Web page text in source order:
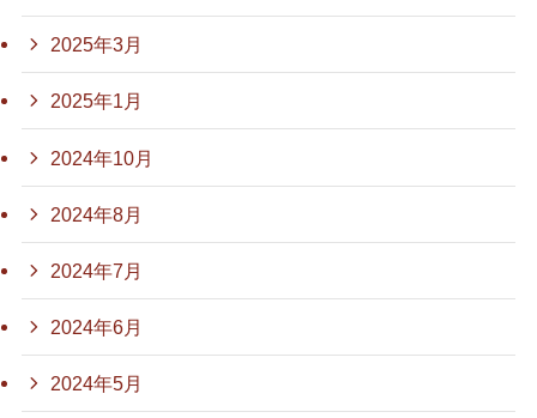
2025年3月
2025年1月
2024年10月
2024年8月
2024年7月
2024年6月
2024年5月